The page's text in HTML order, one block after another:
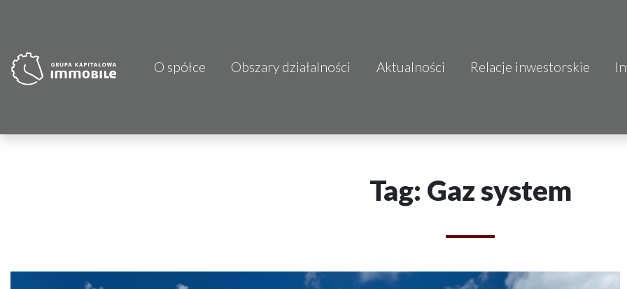
O spółce Obszary działalności
CDI KB Sp. z o.o.
Projprzem Budownictwo
Fundacja Immo
Aktualności Relacje inwestorskie
Tag: Gaz system